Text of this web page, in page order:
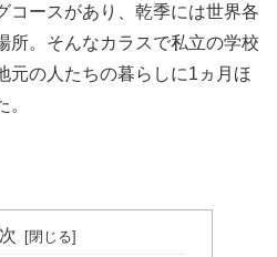
コースがあり、乾季には世界各
所。そんなカラスで私立の学校
元の人たちの暮らしに1ヵ月ほ